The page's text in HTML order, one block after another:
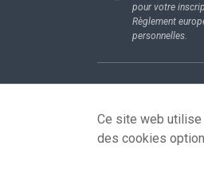
pour votre
Règlement
personnelles.
Ce site web
des cookies